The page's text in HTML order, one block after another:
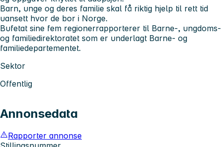
Barn, unge og deres familie skal få riktig hjelp til rett tid
uansett hvor de bor i Norge.
Bufetat sine fem regioner​rapporterer til Barne-, ungdoms-
og familiedirektoratet som er underlagt Barne- og
familiedepartementet.
Sektor
Offentlig
Annonsedata
Rapporter annonse